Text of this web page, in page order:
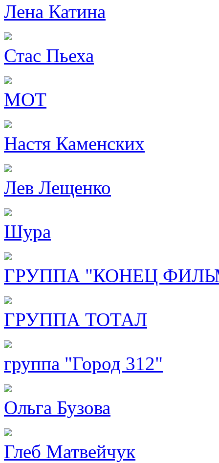
Лена Катина
Стас Пьеха
МОТ
Настя Каменских
Лев Лещенко
Шура
ГРУППА "КОНЕЦ
ГРУППА ТОТАЛ
группа "Город 312"
Ольга Бузова
Глеб Матвейчук